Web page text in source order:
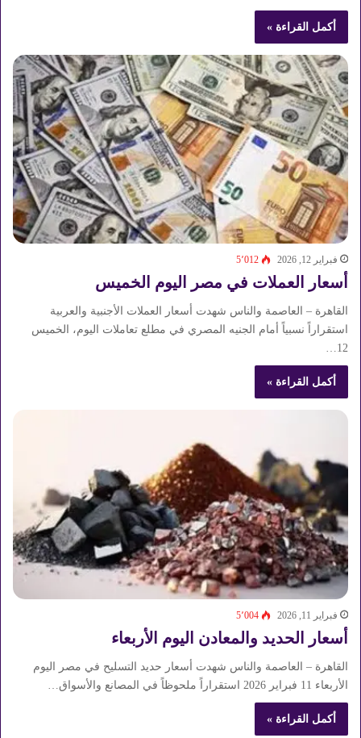
أكمل القراءة »
فبراير 12, 2026 5٬012
أسعار العملات في مصر اليوم الخميس
القاهرة – العاصمة والناس شهدت أسعار العملات الأجنبية والعربية
استقراراً نسبياً أمام الجنيه المصري في مطلع تعاملات اليوم، الخميس
12…
أكمل القراءة »
فبراير 11, 2026 5٬004
أسعار الحديد والمعادن اليوم الأربعاء
القاهرة – العاصمة والناس شهدت أسعار حديد التسليح في مصر اليوم
الأربعاء 11 فبراير 2026 استقراراً ملحوظاً في المصانع والأسواق…
أكمل القراءة »